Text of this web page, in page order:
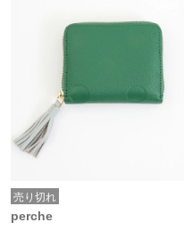
売り切れ
perche